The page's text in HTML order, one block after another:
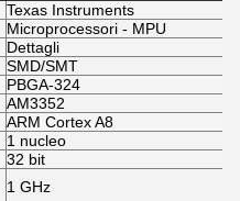
Texas Instruments
Microprocessori - MPU
Dettagli
SMD/SMT
PBGA-324
AM3352
ARM Cortex A8
1 nucleo
32 bit
1 GHz